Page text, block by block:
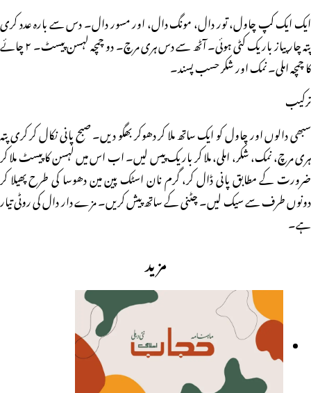
ایک ایک کپ چاول، تور دال، مونگ دال، اور مسور دال۔ دس سے بارہ عدد کری
پتہ چار پیاز باریک کٹی ہوئی۔ آٹھ سے دس ہری مرچ۔ دو چمچہ لہسن پیسٹ۔ ۲ چائے
کا چمچہ املی۔ نمک اور شکر حسب پسند۔
ترکیب
سبھی دالوں اور چاول کو ایک ساتھ ملا کر دھوکر بھگو دیں۔ صبح پانی نکال کر کری پتہ
ہری مرچ، نمک، شکر، املی، ملا کر باریک پیس لیں۔ اب اس میں لہسن کا پیسٹ ملا کر
ضرورت کے مطابق پانی ڈال کر، گرم نان اسٹک پین مین دھوسا کی طرح پھیلا کر
دونوں طرف سے سیک لیں۔ چٹنی کے ساتھ پیش کریں۔ مزے دار دال کی روٹی تیار
ہے۔
مزید